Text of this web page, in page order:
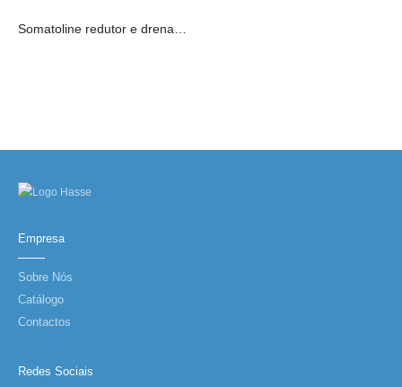
Somatoline redutor e drenante de pernas 200ml
Empresa
Sobre Nós
Catálogo
Contactos
Redes Sociais